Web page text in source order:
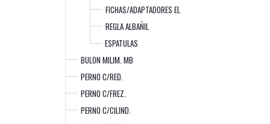
FICHAS/ADAPTADORES EL
REGLA ALBAÑIL
ESPATULAS
BULON MILIM. MB
PERNO C/RED.
PERNO C/FREZ.
PERNO C/CILIND.